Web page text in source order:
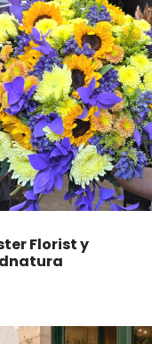
Florist y